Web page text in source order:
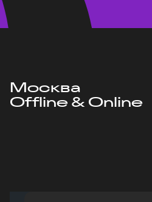
Москва
Offline & Online